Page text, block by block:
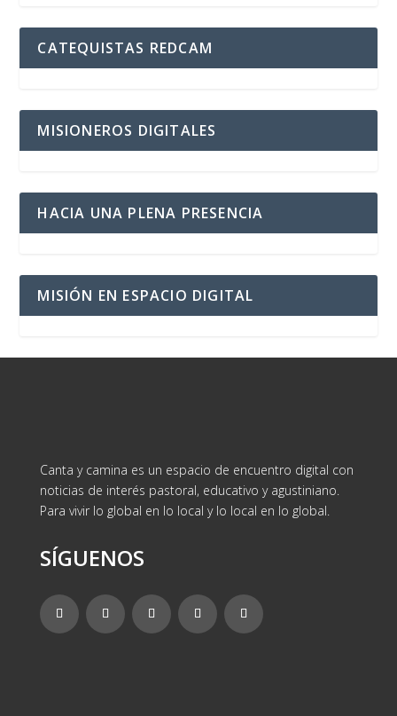
CATEQUISTAS REDCAM
MISIONEROS DIGITALES
HACIA UNA PLENA PRESENCIA
MISIÓN EN ESPACIO DIGITAL
Canta y camina es un espacio de encuentro digital con
noticias de interés pastoral, educativo y agustiniano.
Para vivir lo global en lo local y lo local en lo global.
SÍGUENOS